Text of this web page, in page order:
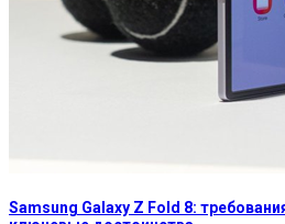
Samsung Galaxy Z Fold 8: